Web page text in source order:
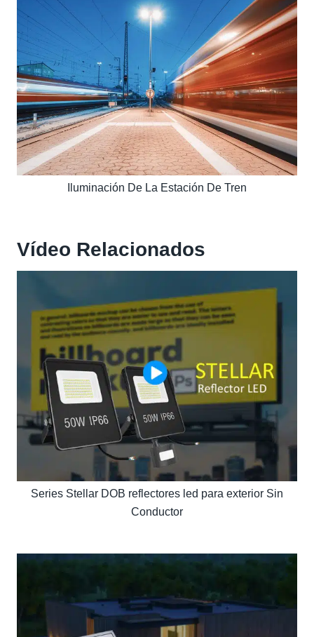
Iluminación De La Estación De Tren
Vídeo Relacionados
Series Stellar DOB reflectores led para exterior Sin
Conductor